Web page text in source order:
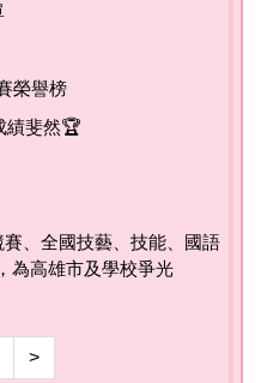
榮譽榜
績斐然🏆
、全國技藝、技能、國語
為高雄市及學校爭光
>